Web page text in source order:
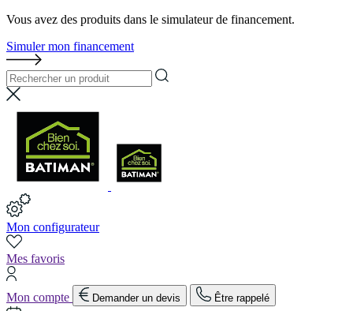
Vous avez des produits dans le simulateur de financement.
Simuler mon financement
Mon configurateur
Mes favoris
Mon compte Demander un devis Être rappelé